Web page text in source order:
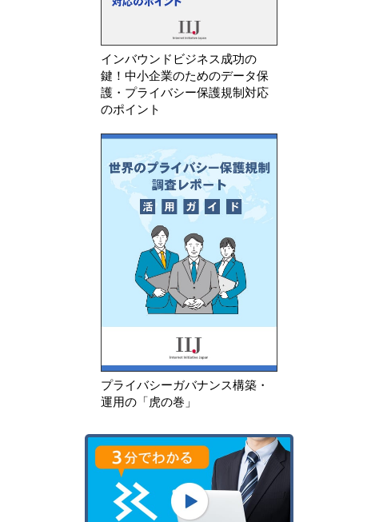
インバウンドビジネス成功の
鍵！中小企業のためのデータ保
護・プライバシー保護規制対応
のポイント
プライバシーガバナンス構築・
運用の「虎の巻」